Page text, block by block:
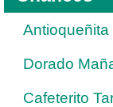
Antioqueñita
Dorado
Cafeterito